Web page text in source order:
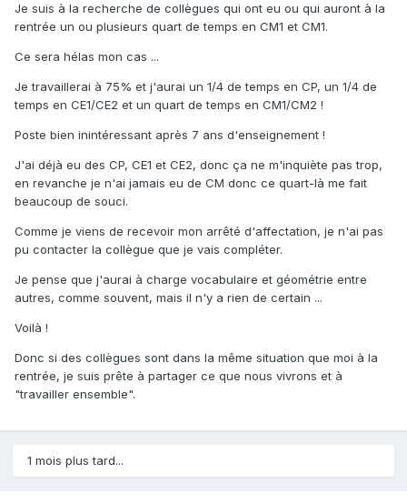
Je suis à la recherche de collègues qui ont eu ou qui auront à la
rentrée un ou plusieurs quart de temps en CM1 et CM1.
Ce sera hélas mon cas ...
Je travaillerai à 75% et j'aurai un 1/4 de temps en CP, un 1/4 de
temps en CE1/CE2 et un quart de temps en CM1/CM2 !
Poste bien inintéressant après 7 ans d'enseignement !
J'ai déjà eu des CP, CE1 et CE2, donc ça ne m'inquiète pas trop,
en revanche je n'ai jamais eu de CM donc ce quart-là me fait
beaucoup de souci.
Comme je viens de recevoir mon arrêté d'affectation, je n'ai pas
pu contacter la collègue que je vais compléter.
Je pense que j'aurai à charge vocabulaire et géométrie entre
autres, comme souvent, mais il n'y a rien de certain ...
Voilà !
Donc si des collègues sont dans la même situation que moi à la
rentrée, je suis prête à partager ce que nous vivrons et à
"travailler ensemble".
1 mois plus tard...